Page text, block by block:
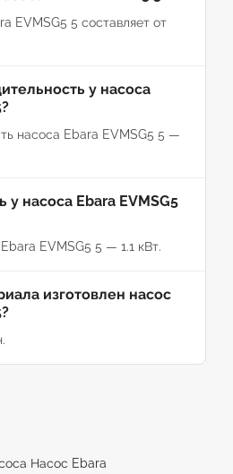
EVMSG5 5 составляет от
у насоса
насоса Ebara EVMSG5 5 —
насоса Ebara EVMSG5
EVMSG5 5 — 1.1 кВт.
изготовлен насос
Насос Ebara